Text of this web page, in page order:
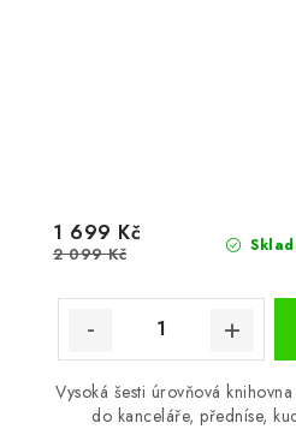
1 699 Kč
2 099 Kč
Vysoká šesti úrovňová
do kanceláře, předníse,